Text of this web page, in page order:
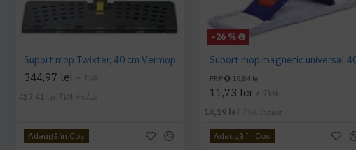
Suport mop Twixter, 40 cm Vermop
344,97 lei + TVA
417,41 lei TVA inclus
Adaugă în Coş
-26 %
PRP 15,84 lei
11,73 lei + TVA
14,19 lei TVA inclus
Adaugă în Coş